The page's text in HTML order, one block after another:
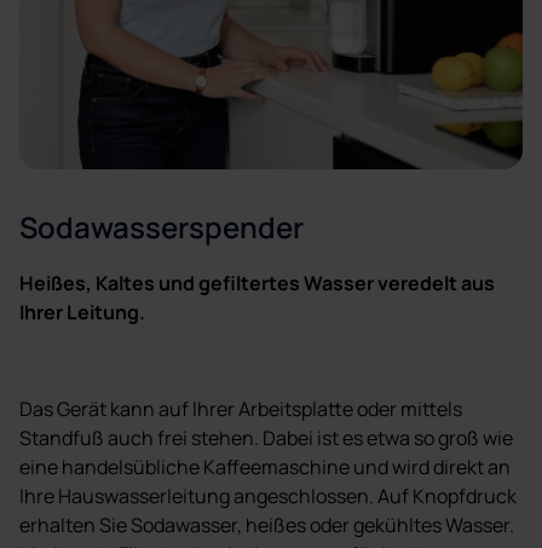
Sodawasserspender
Heißes, Kaltes und gefiltertes Wasser veredelt aus
Ihrer Leitung.
Das Gerät kann auf Ihrer Arbeitsplatte oder mittels
Standfuß auch frei stehen. Dabei ist es etwa so groß wie
eine handelsübliche Kaffeemaschine und wird direkt an
Ihre Hauswasserleitung angeschlossen. Auf Knopfdruck
erhalten Sie Sodawasser, heißes oder gekühltes Wasser.